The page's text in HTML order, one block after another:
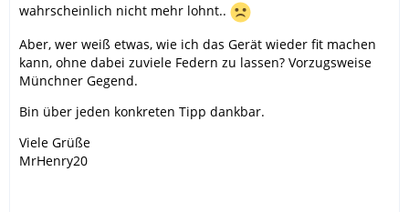
wahrscheinlich nicht mehr lohnt..
Aber, wer weiß etwas, wie ich das Gerät wieder fit machen
kann, ohne dabei zuviele Federn zu lassen? Vorzugsweise
Münchner Gegend.
Bin über jeden konkreten Tipp dankbar.
Viele Grüße
MrHenry20